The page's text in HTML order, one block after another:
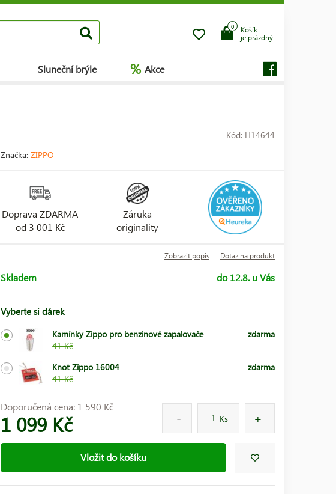
Košík
je prázdný
0
Sluneční brýle % Akce
Kód: H14644
Značka: ZIPPO
Doprava ZDARMA
od 3 001 Kč
Záruka
originality
Zobrazit popis Dotaz na produkt
Skladem do 12.8. u Vás
Vyberte si dárek
Kamínky Zippo pro benzinové zapalovače
41 Kč
zdarma
Knot Zippo 16004
41 Kč
zdarma
Doporučená cena:1 590 Kč
1 099 Kč Ks
Vložit do košíku